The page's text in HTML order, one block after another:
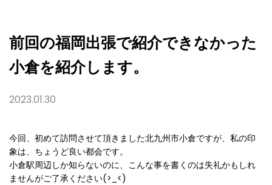
前回の福岡出張で紹介できなかった
小倉を紹介します。
2023.01.30
今回、初めて訪問させて頂きました北九州市小倉ですが、私の印
象は、ちょうど良い都会です。
小倉駅周辺しか知らないのに、こんな事を書くのは失礼かもしれ
ませんがご了承ください(>_<)